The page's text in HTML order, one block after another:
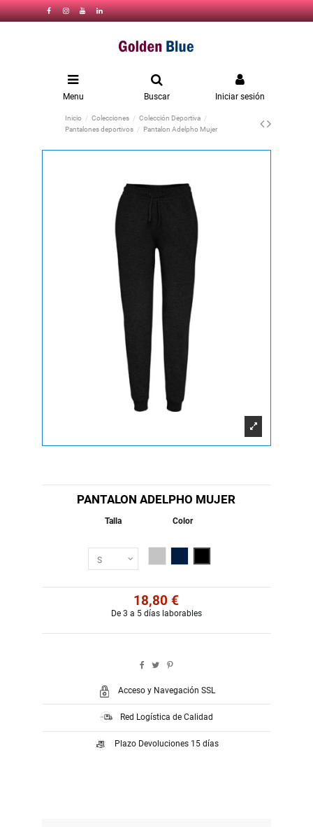
Menu Buscar Iniciar sesión
Inicio Colecciones
Colección Deportiva
Pantalones deportivos
Pantalon Adelpho Mujer
PANTALON ADELPHO MUJER
Talla Color
18,80 €
De 3 a 5 días laborables
Acceso y Navegación SSL
Red Logística de Calidad
Plazo Devoluciones 15 días